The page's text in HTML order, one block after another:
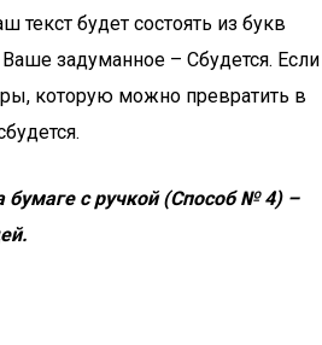
текст будет состоять из букв
задуманное – Сбудется. Если
которую можно превратить в
бумаге с ручкой (Способ № 4) –